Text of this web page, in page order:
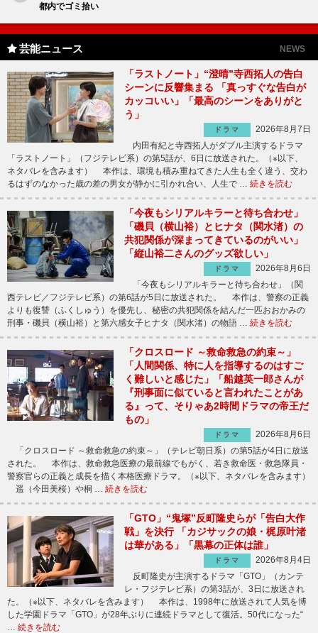
都内でゴミ拾い
芸能ニュース NEWS
「ラストノート」“澄晴”寺西拓人の告白
シーンに反響集まる 「真っすぐな告白が
カッコいい」「最高のシーンをありがと
う」
ドラマ
2026年8月7日
内田有紀と寺西拓人がダブル主演するドラマ
「ラストノート」（フジテレビ系）の第5話が、6日に放送された。（※以下、
ネタバレを含みます） 本作は、環境も積み重ねてきた人生も全く違う、交わ
るはずのなかった歳の差の男女が静かに引かれ合い、人生で … 続きを読む
「今夜もシリアルキラーと待ち合わせ」
「磯貝（横山裕）とヒナタ（関水渚）の
共犯関係が深まってきているのがいい」
「縦山裕二さんのグッズ欲しい」
ドラマ
2026年8月6日
「今夜もシリアルキラーと待ち合わせ」（関
西テレビ／フジテレビ系）の第6話が5日に放送された。 本作は、警察の正義
よりも復讐（ふくしゅう）を優先し、秘密の共犯関係を結んだ一匹おおかみの
刑事・磯貝（横山裕）と第六感女子ヒナタ（関水渚）の物語 … 続きを読む
「クロスロード ～救命救急の約束～」
「人間関係、特に人を指導するのはすご
く難しいと感じた」「船越英一郎さんが
『刑事面に似ていると言われたことがあ
る』って、そりゃあ2時間ドラマの帝王だ
もの」
ドラマ
2026年8月6日
「クロスロード ～救命救急の約束～」（テレビ朝日系）の第5話が4日に放送
された。 本作は、救命救急医療の最前線でもがく、若き救命医・救急隊員・
警察官らの正義と成長を描く本格医療ドラマ。（※以下、ネタバレを含みます）
遥（今田美桜）や桐 … 続きを読む
「GTO」“鬼塚”反町隆史らが「告白大作
戦」を決行 「カジサックの娘・梶原叶渚
は華がある」「黒幕の正体は誰」
ドラマ
2026年8月4日
反町隆史が主演するドラマ「GTO」（カンテ
レ・フジテレビ系）の第3話が、3日に放送され
た。（※以下、ネタバレを含みます） 本作は、1998年に放送されて人気を博
した学園ドラマ「GTO」が28年ぶりに連続ドラマとして復活。50代になった“
… 続きを読む